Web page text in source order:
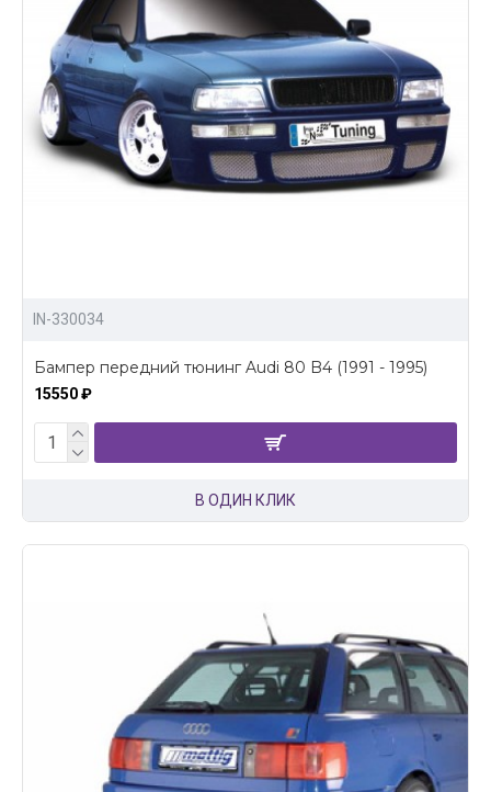
IN-330034
Бампер передний тюнинг Audi 80 B4 (1991 - 1995)
15550 ₽
В ОДИН КЛИК